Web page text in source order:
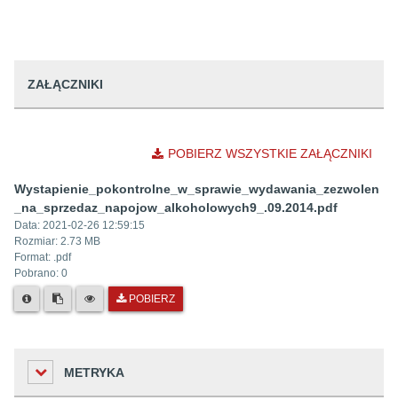
ZAŁĄCZNIKI
POBIERZ WSZYSTKIE ZAŁĄCZNIKI
Wystapienie_pokontrolne_w_sprawie_wydawania_zezwolen
_na_sprzedaz_napojow_alkoholowych9_.09.2014.pdf
Data: 2021-02-26 12:59:15
Rozmiar: 2.73 MB
Format: .pdf
Pobrano: 0
POBIERZ
METRYKA